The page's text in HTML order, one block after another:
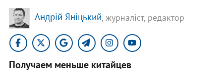
Андрій Яніцький, журналіст, редактор
Получаем меньше китайцев